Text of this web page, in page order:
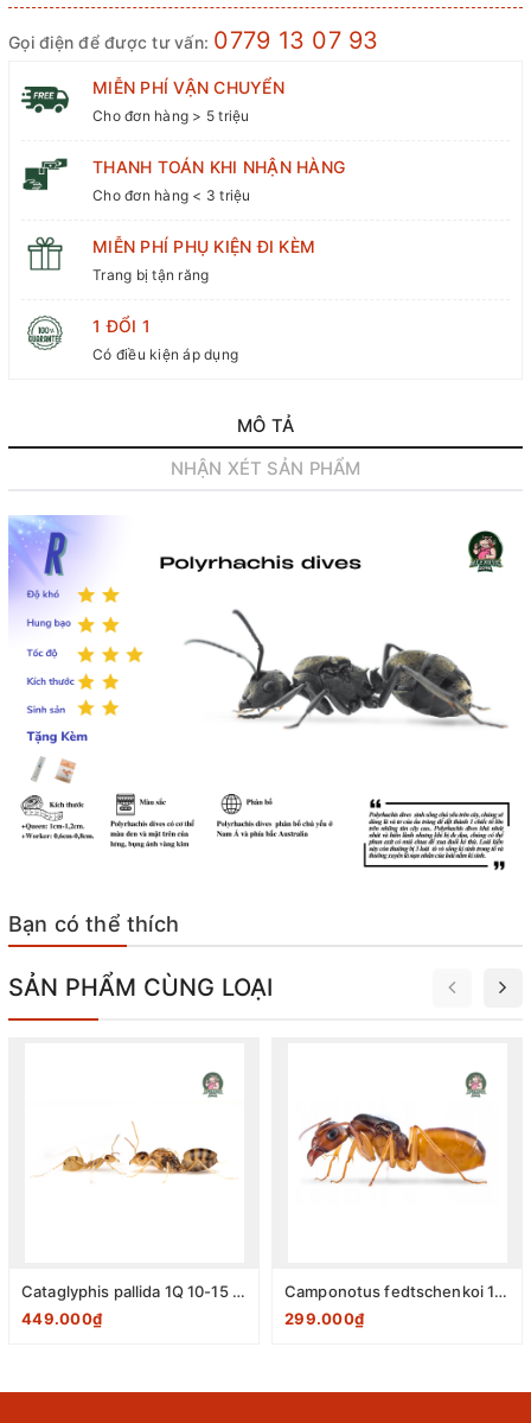
Gọi điện để được tư vấn: 0779 13 07 93
MIỄN PHÍ VẬN CHUYỂN
Cho đơn hàng > 5 triệu
THANH TOÁN KHI NHẬN HÀNG
Cho đơn hàng < 3 triệu
MIỄN PHÍ PHỤ KIỆN ĐI KÈM
Trang bị tận răng
1 ĐỔI 1
Có điều kiện áp dụng
MÔ TẢ
NHẬN XÉT SẢN PHẨM
Bạn có thể thích
SẢN PHẨM CÙNG LOẠI
Cataglyphis pallida 1Q 10-15 W
449.000₫
Camponotus fedtschenkoi 1Q 5-15W
299.000₫